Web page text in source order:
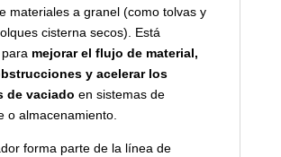
materiales a granel (como tolvas y
cisterna secos). Está
mejorar el flujo de material,
y acelerar los
de vaciado en sistemas de
o almacenamiento.
forma parte de la línea de